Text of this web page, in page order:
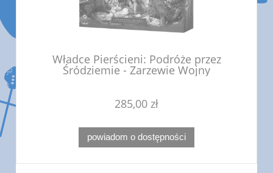
Władce Pierścieni: Podróże przez
Śródziemie - Zarzewie Wojny
285,00 zł
powiadom o dostępności